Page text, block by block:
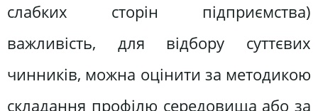
слабких сторін підприємства)
важливість, для відбору суттєвих
чинників, можна оцінити за методикою
складання профілю середовища або за